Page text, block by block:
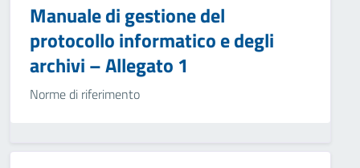
Manuale di gestione del
protocollo informatico e degli
archivi – Allegato 1
Norme di riferimento